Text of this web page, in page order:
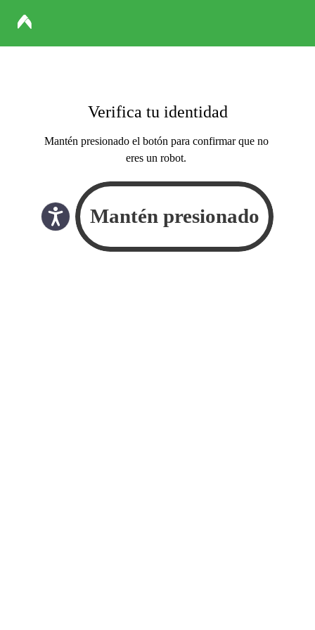
Verifica tu identidad
Mantén presionado el botón para confirmar que no
eres un robot.